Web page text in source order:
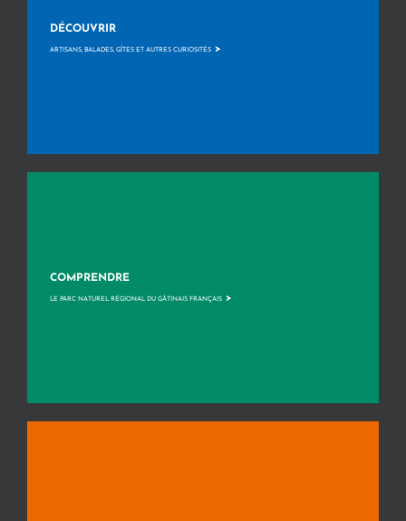
DÉCOUVRIR
ARTISANS, BALADES, GÎTES ET AUTRES CURIOSITÉS >
COMPRENDRE
LE PARC NATUREL RÉGIONAL DU GÂTINAIS FRANÇAIS >